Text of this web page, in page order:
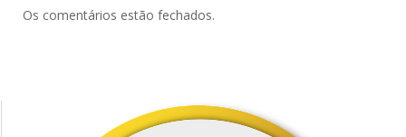
Os comentários estão fechados.